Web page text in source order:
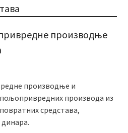
производње
производње и
производа из
средстава,
динара.